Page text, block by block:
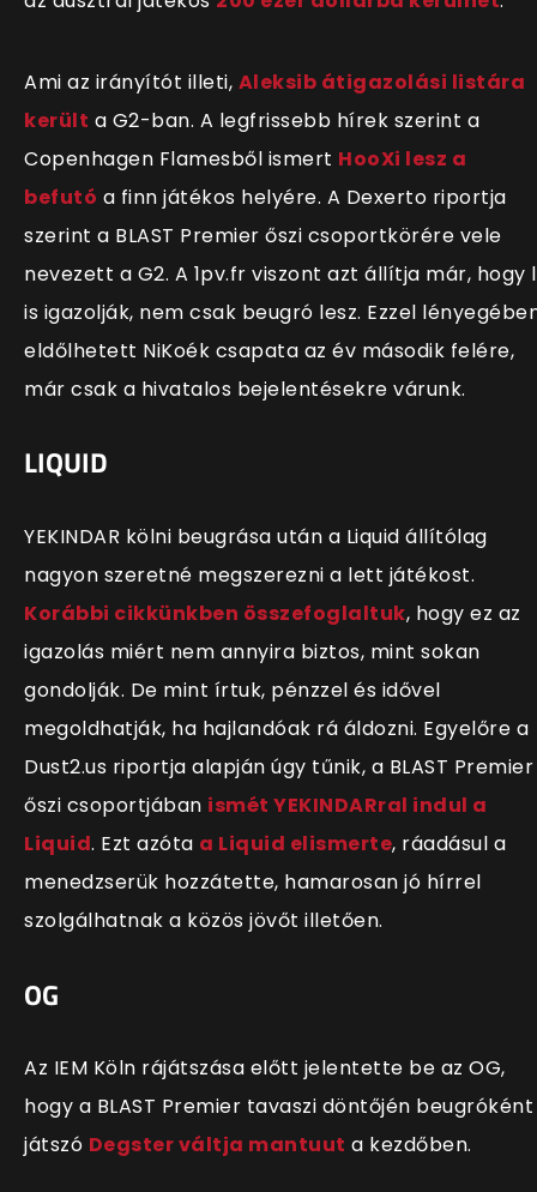
Ami az irányítót illeti, Aleksib átigazolási listára
került a G2-ban. A legfrissebb hírek szerint a
Copenhagen Flamesből ismert HooXi lesz a
befutó a finn játékos helyére. A Dexerto riportja
szerint a BLAST Premier őszi csoportkörére vele
nevezett a G2. A 1pv.fr viszont azt állítja már, hogy
is igazolják, nem csak beugró lesz. Ezzel
eldőlhetett NiKoék csapata az év második felére,
már csak a hivatalos bejelentésekre várunk.
LIQUID
YEKINDAR kölni beugrása után a Liquid állítólag
nagyon szeretné megszerezni a lett játékost.
Korábbi cikkünkben összefoglaltuk, hogy ez az
igazolás miért nem annyira biztos, mint sokan
gondolják. De mint írtuk, pénzzel és idővel
megoldhatják, ha hajlandóak rá áldozni. Egyelőre a
Dust2.us riportja alapján úgy tűnik, a BLAST Premier
őszi csoportjában ismét YEKINDARral indul a
Liquid. Ezt azóta a Liquid elismerte, ráadásul a
menedzserük hozzátette, hamarosan jó hírrel
szolgálhatnak a közös jövőt illetően.
OG
Az IEM Köln rájátszása előtt jelentette be az OG,
hogy a BLAST Premier tavaszi döntőjén beugróként
játszó Degster váltja mantuut a kezdőben.